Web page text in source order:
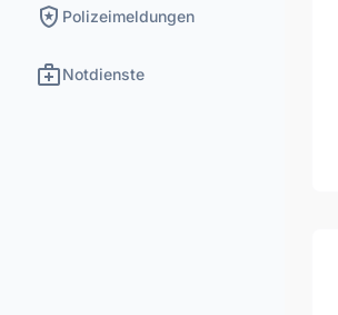
local_police Polizeimeldungen
medical_servicesNotdienste